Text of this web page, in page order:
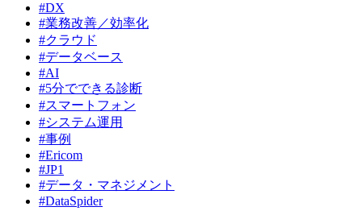
#DX
#業務改善／効率化
#クラウド
#データベース
#AI
#5分でできる診断
#スマートフォン
#システム運用
#事例
#Ericom
#JP1
#データ・マネジメント
#DataSpider